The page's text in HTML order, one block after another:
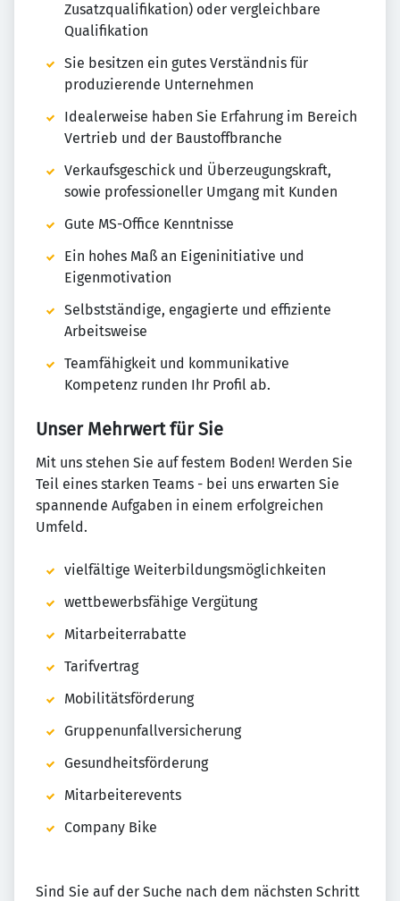
Zusatzqualifikation) oder vergleichbare
Qualifikation
Sie besitzen ein gutes Verständnis für
produzierende Unternehmen
Idealerweise haben Sie Erfahrung im Bereich
Vertrieb und der Baustoffbranche
Verkaufsgeschick und Überzeugungskraft,
sowie professioneller Umgang mit Kunden
Gute MS-Office Kenntnisse
Ein hohes Maß an Eigeninitiative und
Eigenmotivation
Selbstständige, engagierte und effiziente
Arbeitsweise
Teamfähigkeit und kommunikative
Kompetenz runden Ihr Profil ab.
Unser Mehrwert für Sie
Mit uns stehen Sie auf festem Boden! Werden Sie
Teil eines starken Teams - bei uns erwarten Sie
spannende Aufgaben in einem erfolgreichen
Umfeld.
vielfältige Weiterbildungsmöglichkeiten
wettbewerbsfähige Vergütung
Mitarbeiterrabatte
Tarifvertrag
Mobilitätsförderung
Gruppenunfallversicherung
Gesundheitsförderung
Mitarbeiterevents
Company Bike
Sind Sie auf der Suche nach dem nächsten Schritt